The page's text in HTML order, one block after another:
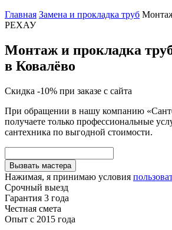
Главная Замена и прокладка труб
РЕХАУ
Монтаж и прокладка
в Ковалёво
Скидка -10% при заказе с сайта
При обращении в нашу компанию
получаете только профессиональные
сантехника по выгодной стоимости.
Вызвать мастера
Нажимая, я принимаю условия
Срочный выезд
Гарантия 3 года
Честная смета
Опыт с 2015 года